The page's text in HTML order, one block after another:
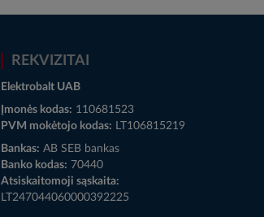
REKVIZITAI
Elektrobalt UAB
Įmonės kodas: 110681523
PVM mokėtojo kodas: LT106815219
Bankas: AB SEB bankas
Banko kodas: 70440
Atsiskaitomoji sąskaita:
LT247044060000392225